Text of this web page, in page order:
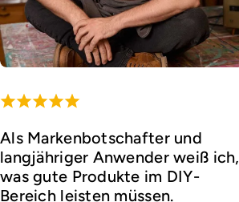
Als Markenbotschafter und
langjähriger Anwender weiß ich,
was gute Produkte im DIY-
Bereich leisten müssen.